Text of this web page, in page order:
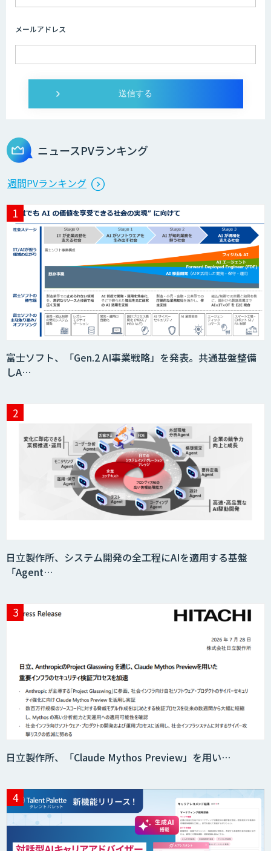
AIコール
imprai ezKotae
Microcosm×AIエンジニアでオンプレミ
スのAI導入支援サービス
生成AI活用 1day ブートキャンプ
データ分析エージェント
ービス
SaaS・サブスク向け収益管理プラット
フォーム「ソアスク」
Acompany セキュアチャット
AI価格調査ツールSmapra
secondz Agentsense
メールアドレス
ニュースPVランキング
週間PVランキング
富士ソフト、「Gen.2 AI事業戦略」を発表。共通基盤整備
しA…
日立製作所、システム開発の全工程にAIを適用する基盤
「Agent…
日立製作所、「Claude Mythos Preview」を用い…